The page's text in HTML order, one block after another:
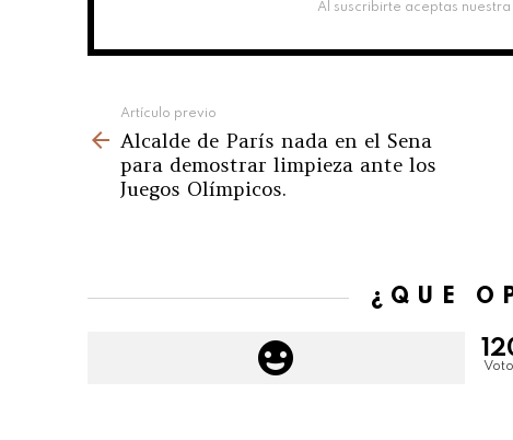
Al suscribirte aceptas
more
Artículo previo
Alcalde de París nada en el Sena
para demostrar limpieza ante los
Juegos Olímpicos.
¿QUÉ